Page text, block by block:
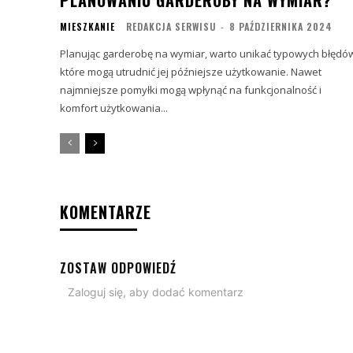
MIESZKANIE REDAKCJA SERWISU - 8 PAŹDZIERNIKA 2024
Planując garderobę na wymiar, warto unikać typowych
które mogą utrudnić jej późniejsze użytkowanie. Nawet
najmniejsze pomyłki mogą wpłynąć na funkcjonalność i
komfort użytkowania...
KOMENTARZE
ZOSTAW ODPOWIEDŹ
Zaloguj się, aby dodać komentarz